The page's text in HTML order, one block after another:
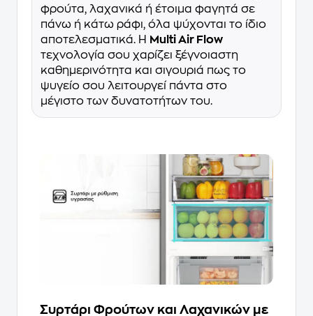
φρούτα, λαχανικά ή έτοιμα φαγητά σε
πάνω ή κάτω ράφι, όλα ψύχονται το ίδιο
αποτελεσματικά. Η Multi Air Flow
τεχνολογία σου χαρίζει ξέγνοιαστη
καθημερινότητα και σιγουριά πως το
ψυγείο σου λειτουργεί πάντα στο
μέγιστο των δυνατοτήτων του.
Συρτάρι Φρούτων και Λαχανικών με